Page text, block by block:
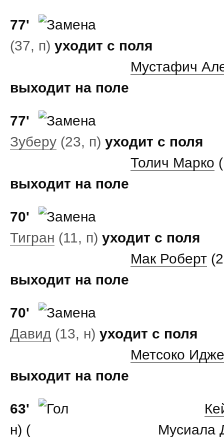
77'
(37, п) уходит с поля
Мустафич
выходит на поле
77'
Зуберу (23, п) уходит с поля
Толич Марко
выходит на поле
70'
Тигран (11, п) уходит с поля
Мак Роберт
выходит на поле
70'
Давид (13, н) уходит с поля
Метсоко
выходит на поле
63'
н) (
Мусиала